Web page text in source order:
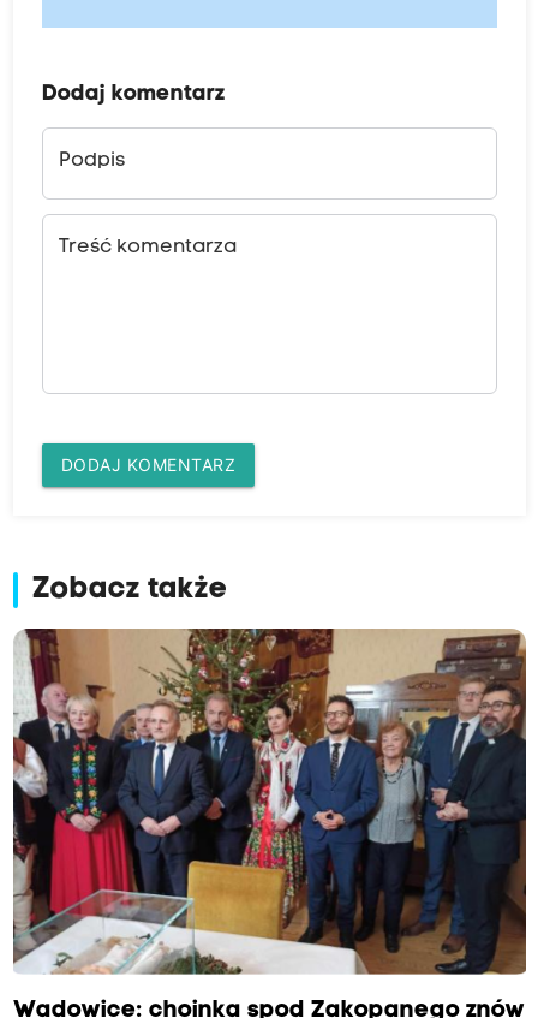
Dodaj komentarz
Podpis
Treść komentarza
DODAJ KOMENTARZ
Zobacz także
Wadowice: choinka spod Zakopanego znów